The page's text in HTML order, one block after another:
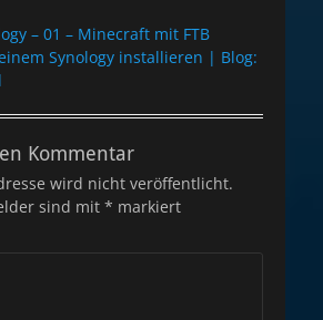
– 01 – Minecraft mit FTB
Synology installieren | Blog:
Kommentar
wird nicht veröffentlicht.
sind mit * markiert